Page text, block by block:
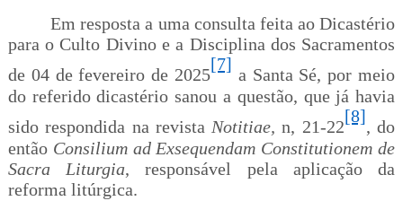
Em resposta a uma consulta feita ao Dicastério
para o Culto Divino e a Disciplina dos Sacramentos
de 04 de fevereiro de 2025
[7]
a Santa Sé, por meio
do referido dicastério sanou a questão, que já havia
sido respondida na revista Notitiae,n, 21-22
[8]
, do
então Consilium ad Exsequendam Constitutionem de
Sacra Liturgia, responsável pela aplicação da
reforma litúrgica.